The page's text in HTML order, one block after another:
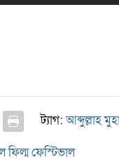
ট্যাগ:আব্দুল্লাহ
ফিল্ম ফেস্টিভাল